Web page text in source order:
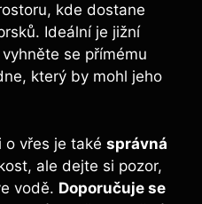
kde dostane
Ideální je jižní
se přímému
který by mohl jeho
o vřes je také správná
ale dejte si pozor,
vodě. Doporučuje se